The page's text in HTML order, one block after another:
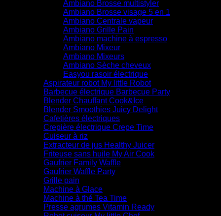
Ambiano Brosse multistyler
Ambiano Brosse visage 5 en 1
Ambiano Centrale vapeur
Ambiano Grille Pain
Ambiano machine à espresso
Ambiano Mixeur
Ambiano Mixeurs
Ambiano Sèche cheveux
Easyou rasoir électrique
Aspirateur robot My little Robot
Barbecue électrique Barbecue Party
Blender Chauffant Cook&Ice
Blender Smoothies Juicy Delight
Cafetières électriques
Crepière électrique Crepe Time
Cuiseur à riz
Extracteur de jus Healthy Juicer
Friteuse sans huile My Air Cook
Gaufrier Family Waffle
Gaufrier Waffle Party
Grille pain
Machine à Glace
Machine à thé Tea Time
Presse agrumes Vitamin Ready